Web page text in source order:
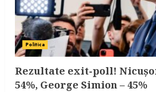
Politica
Rezultate exit-poll!
54%, George Simion – 45%